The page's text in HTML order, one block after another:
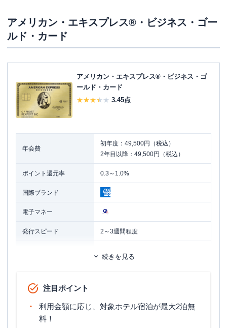
アメリカン・エキスプレス®︎・ビジネス・ゴー
ルド・カード
アメリカン・エキスプレス®・ビジネス・ゴ
ールド・カード
3.45点
年会費
初年度：49,500円（税込）
2年目以降：49,500円（税込）
ポイント還元率 0.3～1.0%
国際ブランド
電子マネー
発行スピード 2～3週間程度
ETCカード年会費
ETCカード発行期間 約2週間
続きを見る
注目ポイント
利用金額に応じ、対象ホテル宿泊が最大2泊無
料！